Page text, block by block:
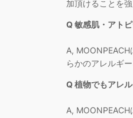
加頂けることを
Q 敏感肌・アト
A,
らかのアレルギ
Q 植物でもアレ
A, MOONPEACH